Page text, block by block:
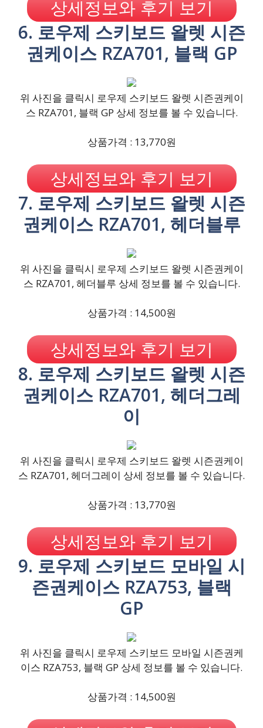
상세정보와 후기 보기
6. 로우제 스키보드 왈렛 시즌
권케이스 RZA701, 블랙 GP
위 사진을 클릭시 로우제 스키보드 왈렛 시즌권케이
스 RZA701, 블랙 GP 상세 정보를 볼 수 있습니다.
상품가격 : 13,770원
상세정보와 후기 보기
7. 로우제 스키보드 왈렛 시즌
권케이스 RZA701, 헤더블루
위 사진을 클릭시 로우제 스키보드 왈렛 시즌권케이
스 RZA701, 헤더블루 상세 정보를 볼 수 있습니다.
상품가격 : 14,500원
상세정보와 후기 보기
8. 로우제 스키보드 왈렛 시즌
권케이스 RZA701, 헤더그레
이
위 사진을 클릭시 로우제 스키보드 왈렛 시즌권케이
스 RZA701, 헤더그레이 상세 정보를 볼 수 있습니다.
상품가격 : 13,770원
상세정보와 후기 보기
9. 로우제 스키보드 모바일 시
즌권케이스 RZA753, 블랙
GP
위 사진을 클릭시 로우제 스키보드 모바일 시즌권케
이스 RZA753, 블랙 GP 상세 정보를 볼 수 있습니다.
상품가격 : 14,500원